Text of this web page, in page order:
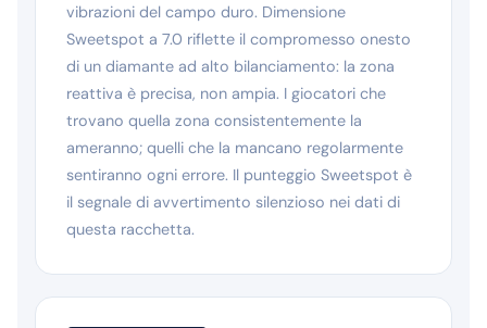
vibrazioni del campo duro. Dimensione
Sweetspot a 7.0 riflette il compromesso onesto
di un diamante ad alto bilanciamento: la zona
reattiva è precisa, non ampia. I giocatori che
trovano quella zona consistentemente la
ameranno; quelli che la mancano regolarmente
sentiranno ogni errore. Il punteggio Sweetspot è
il segnale di avvertimento silenzioso nei dati di
questa racchetta.